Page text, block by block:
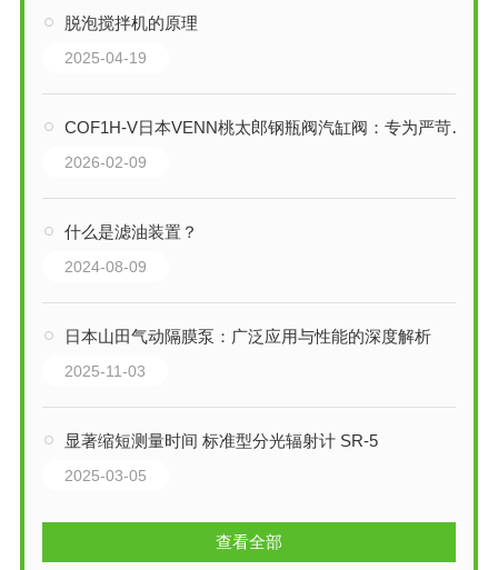
脱泡搅拌机的原理
2025-04-19
COF1H-V日本VENN桃太郎钢瓶阀汽缸阀：专为严苛工业环境设计的气动控制专家
2026-02-09
什么是滤油装置？
2024-08-09
日本山田气动隔膜泵：广泛应用与性能的深度解析
2025-11-03
显著缩短测量时间 标准型分光辐射计 SR-5
2025-03-05
查看全部